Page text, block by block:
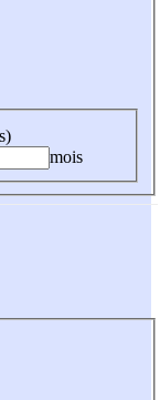
mois